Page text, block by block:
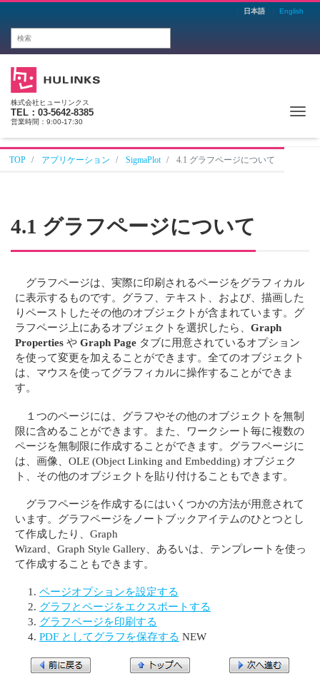
日本語 English
株式会社ヒューリンクス
TEL：03-5642-8385
営業時間：9:00-17:30
TOP アプリケーション SigmaPlot 4.1 グラフページについて
4.1 グラフページについて
グラフページは、実際に印刷されるページをグラフィカル
に表示するものです。グラフ、テキスト、および、描画した
りペーストしたその他のオブジェクトが含まれています。グ
ラフページ上にあるオブジェクトを選択したら、Graph
Properties やGraph Page タブに用意されているオプション
を使って変更を加えることができます。全てのオブジェクト
は、マウスを使ってグラフィカルに操作することができま
す。
１つのページには、グラフやその他のオブジェクトを無制
限に含めることができます。また、ワークシート毎に複数の
ページを無制限に作成することができます。グラフページに
は、画像、OLE (Object Linking and Embedding) オブジェク
ト、その他のオブジェクトを貼り付けることもできます。
グラフページを作成するにはいくつかの方法が用意されて
います。グラフページをノートブックアイテムのひとつとし
て作成したり、Graph
Wizard、Graph Style Gallery、あるいは、テンプレートを使っ
て作成することもできます。
ページオプションを設定する
グラフとページをエクスポートする
グラフページを印刷する
PDF としてグラフを保存する NEW